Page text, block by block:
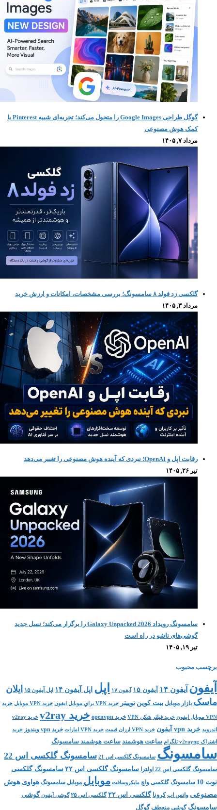
گوگل طراحی Google Images را متحول می‌کند؛ تجربه‌ای شبیه Pinterest با
کمک هوش مصنوعی
مرداد ۷, ۱۴۰۵
گلکسی زد فولد ۸ سامسونگ؛ بررسی مشخصات، امکانات و ارزش خرید
مرداد ۳, ۱۴۰۵
رقابت اپل و OpenAI؛ نبردی که آینده هوش مصنوعی را تغییر می‌دهد
تیر ۲۶, ۱۴۰۵
سامسونگ رویداد Galaxy Unpacked 2026 را برگزار می‌کند؛ نسل جدید
گوشی‌های تاشو در راه است
تیر ۱۹, ۱۴۰۵
برچسب محبوب
آیفون آیفون ۱۴ آیفون ۱۵ آیفون ۱۷ اپل اپل آیفون ۱۴ اپل آیفون ۱۵
ایلان
ماسک بازار موبایل بیت کوین توییتر خريد VPN براي موبايل ايفون خريد VPN موبايل خريد
VPN موبايل ايفون خريد فيلتر شكن VPN خرید openvpn خرید v2ray خرید v2ray
اندروید خرید vpn آیفون خرید VPN ارزان قیمت خرید VPN امارات خرید vpn ویندوز خرید
اشتراک v2rayng تلگرام ساعت هوشمند ساعت هوشمند سامسونگ
سامسونگ سامسونگ گلکسی اس 21 سامسونگ گلکسی اس 22
سامسونگ گلکسی اس 22 اولترا سامسونگ گلکسی اس ۲۲
سامسونگ گلکسی
نوت 10
سامسونگ گلکسی واچ مایکروسافت موبایل موبایل سامسونگ هواوی هوش
مصنوعی واتس اپ کرونا گلکسی اس ۲۲ گلکسی اس ۲۵ گوشی آیفون گوشی
سامسونگ گوشی منعطف گوگل